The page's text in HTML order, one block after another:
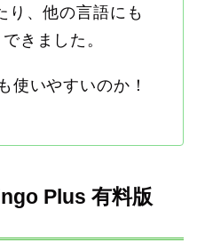
り、他の言語にも
きました。
使いやすいのか！
Plus 有料版